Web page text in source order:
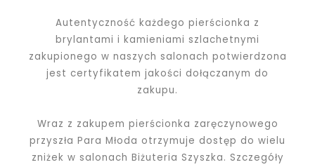
Autentyczność każdego pierścionka z
brylantami i kamieniami szlachetnymi
zakupionego w naszych salonach potwierdzona
jest certyfikatem jakości dołączanym do
zakupu.
Wraz z zakupem pierścionka zaręczynowego
przyszła Para Młoda otrzymuje dostęp do wielu
zniżek w salonach Biżuteria Szyszka. Szczegóły